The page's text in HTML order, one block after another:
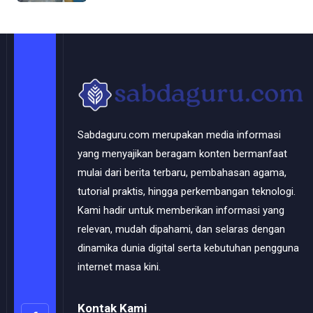
Sabdaguru.com merupakan media informasi
yang menyajikan beragam konten bermanfaat
mulai dari berita terbaru, pembahasan agama,
tutorial praktis, hingga perkembangan teknologi.
Kami hadir untuk memberikan informasi yang
relevan, mudah dipahami, dan selaras dengan
dinamika dunia digital serta kebutuhan pengguna
internet masa kini.
Kontak Kami